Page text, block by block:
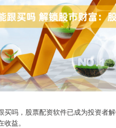
吗，股票配资软件已成为投资者
益。